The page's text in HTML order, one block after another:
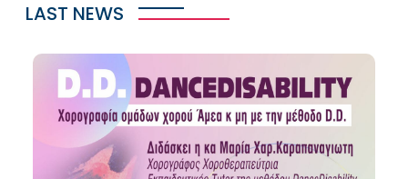
LAST NEWS